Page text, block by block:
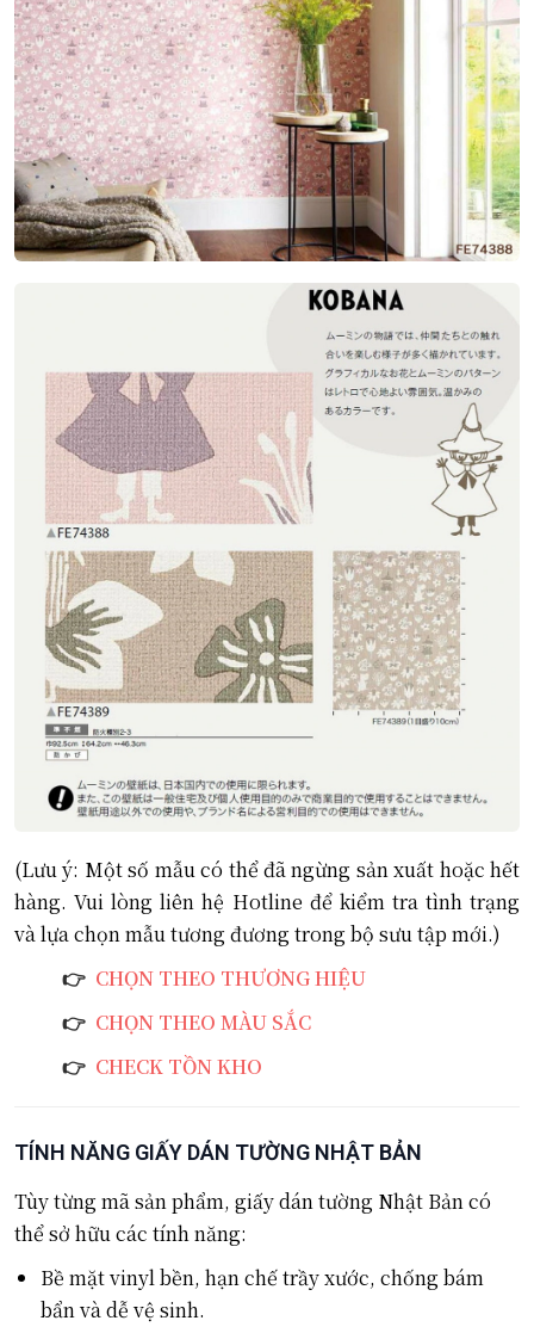
(Lưu ý: Một số mẫu có thể đã ngừng sản xuất hoặc hết
hàng. Vui lòng liên hệ Hotline để kiểm tra tình trạng
và lựa chọn mẫu tương đương trong bộ sưu tập mới.)
👉 CHỌN THEO THƯƠNG HIỆU
👉 CHỌN THEO MÀU SẮC
👉 CHECK TỒN KHO
TÍNH NĂNG GIẤY DÁN TƯỜNG NHẬT BẢN
Tùy từng mã sản phẩm, giấy dán tường Nhật Bản có
thể sở hữu các tính năng:
Bề mặt vinyl bền, hạn chế trầy xước, chống bám
bẩn và dễ vệ sinh.